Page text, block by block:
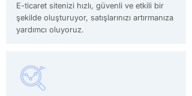
E-ticaret sitenizi hızlı, güvenli ve etkili bir
şekilde oluşturuyor, satışlarınızı artırmanıza
yardımcı oluyoruz.